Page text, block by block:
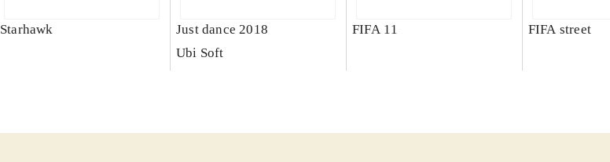
Starhawk
Just dance 2018
Ubi Soft
FIFA 11 FIFA street